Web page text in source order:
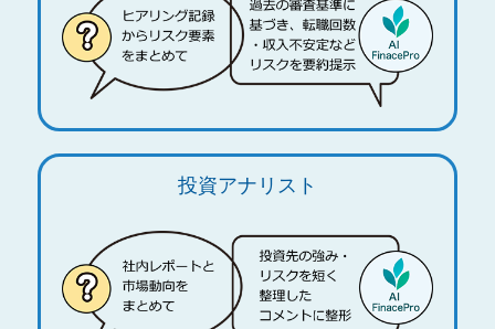
投資アナリスト